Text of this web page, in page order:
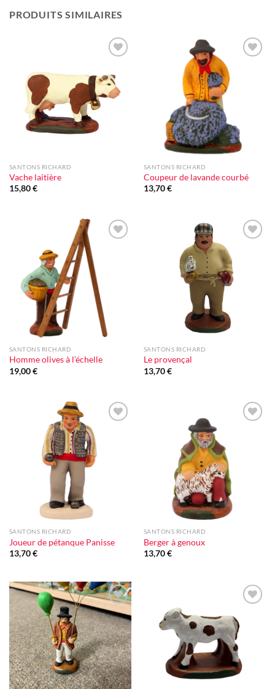
PRODUITS SIMILAIRES
à la liste
d'envie
SANTONS RICHARD
Vache laitière
15,80€
SANTONS RICHARD
Coupeur de lavande courbé
13,70€
SANTONS RICHARD
Homme olives à l’échelle
19,00€
SANTONS RICHARD
Le provençal
13,70€
SANTONS RICHARD
Joueur de pétanque Panisse
13,70€
SANTONS RICHARD
Berger à genoux
13,70€
Ajouter
à la liste
d'envie
à la liste
d'envie